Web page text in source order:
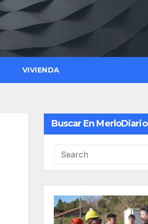
VIVIENDA
Buscar En MerloDiario